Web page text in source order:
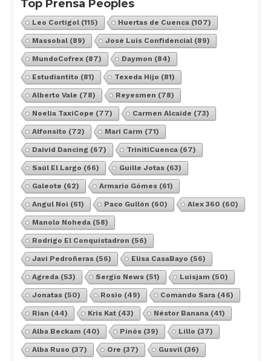
Top Prensa Peoples
Leo Cortigol(115) Huertas de Cuenca(107)
Massobal(89) José Luis Confidencial(89)
MundoCofrex(87) Daymon (84)
Estudiantito (81) Texeda Hijo (81)
Alberto Vale (78) Reyesmen (78)
Noelia TaxiCope (77) Carmen Alcaide (73)
Alfonsito (72) Mari Carm (71)
Daivid Dancing (67) TrinitiCuenca(67)
Saúl El Largo (66) Guille Jotas(63)
Galeote (62) Armario Gómes(61)
Angul Noi (61) Paco Gullón (60) Alex 360 (60)
Manolo Noheda(58)
Rodrigo El Conquistadron (56)
Javi Pedroñeras(56) Elisa CasaBayo (56)
Agreda(53) Sergio News(51) Luisjam (50)
Jonatas(50) Rosio (49) Comando Sara(46)
Rian (44) Kris Kat(43) Néstor Banana(41)
Alba Beckam (40) Pinós(39) Lillo (37)
Alba Ruso (37) Ore (37) Gusvil(36)